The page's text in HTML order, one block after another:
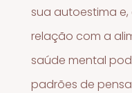
sua autoestima
relação com a
saúde mental
padrões de